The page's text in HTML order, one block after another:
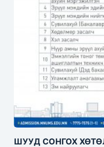
ШУУД СОНГОХ